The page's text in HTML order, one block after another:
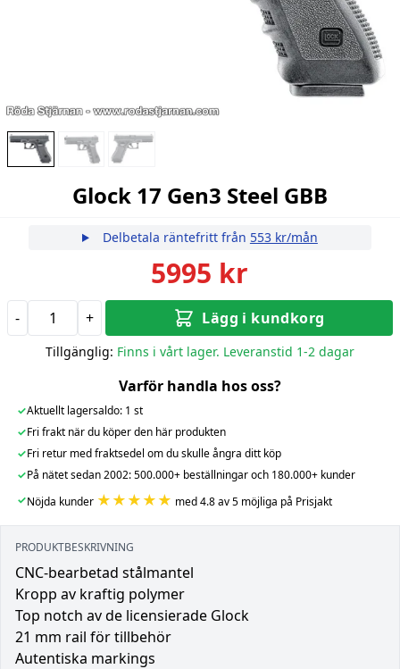
Glock 17 Gen3 Steel GBB
Delbetala räntefritt från 553 kr/mån
5995 kr
- + Lägg i kundkorg
Tillgänglig: Finns i vårt lager. Leveranstid 1-2 dagar
Varför handla hos oss?
✓Aktuellt lagersaldo: 1 st
✓Fri frakt när du köper den här produkten
✓Fri retur med fraktsedel om du skulle ångra ditt köp
✓På nätet sedan 2002: 500.000+ beställningar och 180.000+ kunder
✓Nöjda kunder ★★★★★ med 4.8 av 5 möjliga på Prisjakt
PRODUKTBESKRIVNING
CNC-bearbetad stålmantel
Kropp av kraftig polymer
Top notch av de licensierade Glock
21 mm rail för tillbehör
Autentiska markings